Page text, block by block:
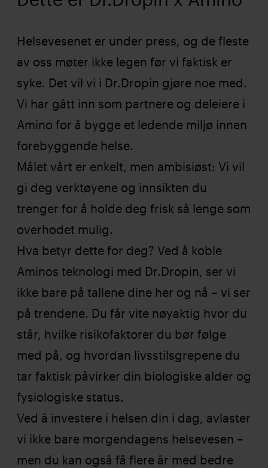
Helsevesenet er under press, og de fleste
av oss møter ikke legen før vi faktisk er
syke. Det vil vi i Dr.Dropin gjøre noe med.
Vi har gått inn som partnere og deleiere i
Amino for å bygge et ledende miljø innen
forebyggende helse.
Målet vårt er enkelt, men ambisiøst: Vi vil
gi deg verktøyene og innsikten du
trenger for å holde deg frisk så lenge som
overhodet mulig.
Hva betyr dette for deg? Ved å koble
Aminos teknologi med Dr.Dropin, ser vi
ikke bare på tallene dine her og nå – vi ser
på trendene. Du får vite nøyaktig hvor du
står, hvilke risikofaktorer du bør følge
med på, og hvordan livsstilsgrepene du
tar faktisk påvirker din biologiske alder og
fysiologiske status.
Ved å investere i helsen din i dag, avlaster
vi ikke bare morgendagens helsevesen –
men du kan også få flere år med bedre